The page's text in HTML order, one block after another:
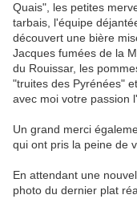
Quais", les petites
tarbais, l'équipe
découvert une bière
Jacques fumées de la
du Rouissar, les
"truites des Pyrénées"
avec moi votre passion
Un grand merci
qui ont pris la peine de
En attendant une
photo du dernier plat